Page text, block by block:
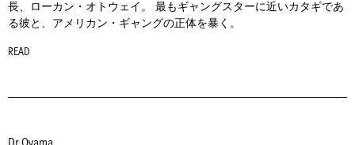
長、ローカン・オトウェイ。 最もギャングスターに近いカタギであ
る彼と、アメリカン・ギャングの正体を暴く。
READ